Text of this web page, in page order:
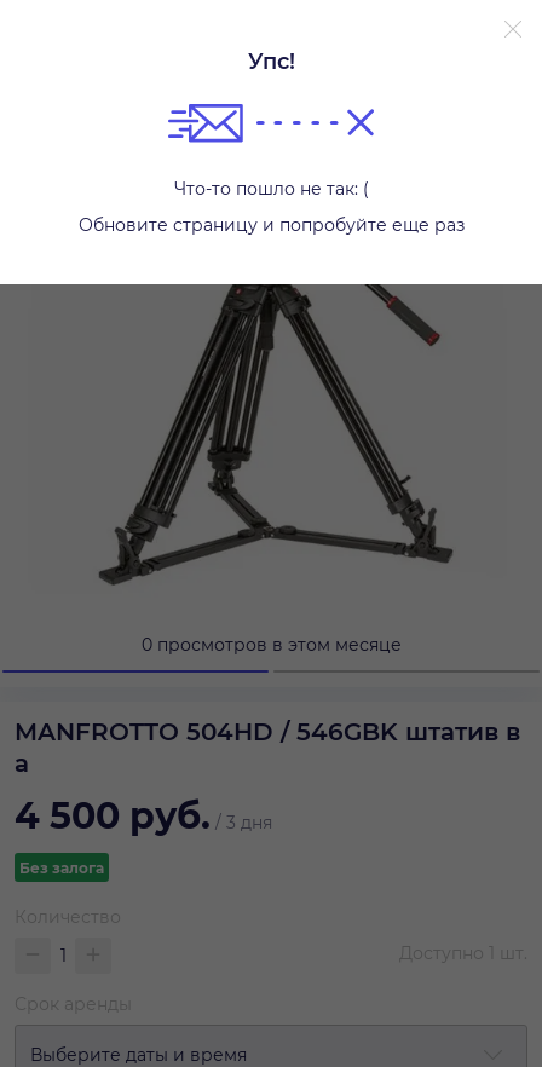
Упс!
Что-то пошло не так: (
Обновите страницу и попробуйте еще раз
0 просмотров в этом месяце
MANFROTTO 504HD / 546GBK штатив в
а
4 500 руб. / 3 дня
Без залога
Количество
Доступно 1 шт.
Срок аренды
Выберите даты и время